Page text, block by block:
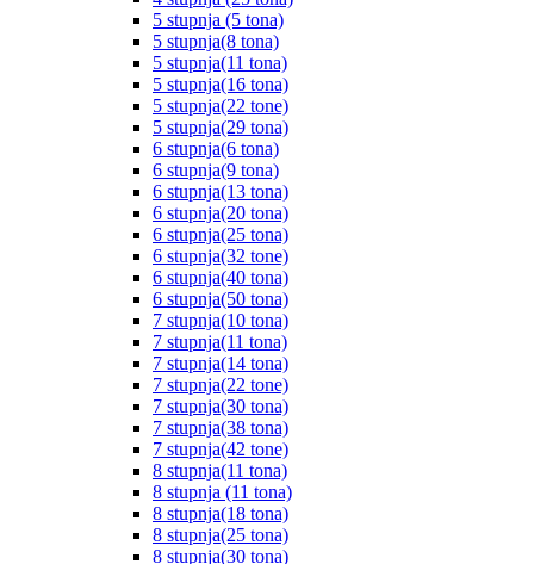
5 stupnja (5 tona)
5 stupnja(8 tona)
5 stupnja(11 tona)
5 stupnja(16 tona)
5 stupnja(22 tone)
5 stupnja(29 tona)
6 stupnja(6 tona)
6 stupnja(9 tona)
6 stupnja(13 tona)
6 stupnja(20 tona)
6 stupnja(25 tona)
6 stupnja(32 tone)
6 stupnja(40 tona)
6 stupnja(50 tona)
7 stupnja(10 tona)
7 stupnja(11 tona)
7 stupnja(14 tona)
7 stupnja(22 tone)
7 stupnja(30 tona)
7 stupnja(38 tona)
7 stupnja(42 tone)
8 stupnja(11 tona)
8 stupnja (11 tona)
8 stupnja(18 tona)
8 stupnja(25 tona)
8 stupnja(30 tona)